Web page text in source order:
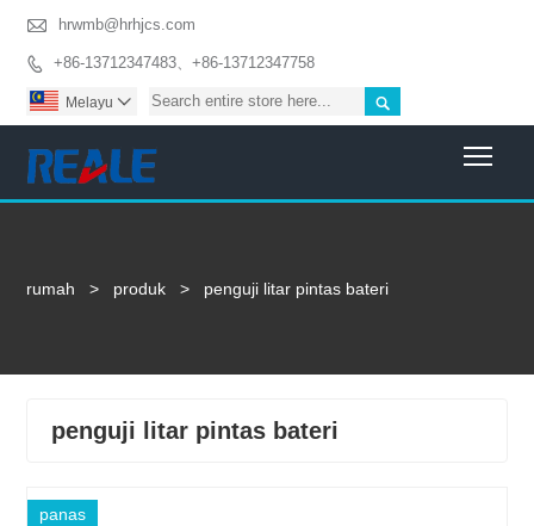
 hrwmb@hrhjcs.com
 +86-13712347483、+86-13712347758

Melayu 
rumah > produk > penguji litar pintas bateri
penguji litar pintas bateri
panas